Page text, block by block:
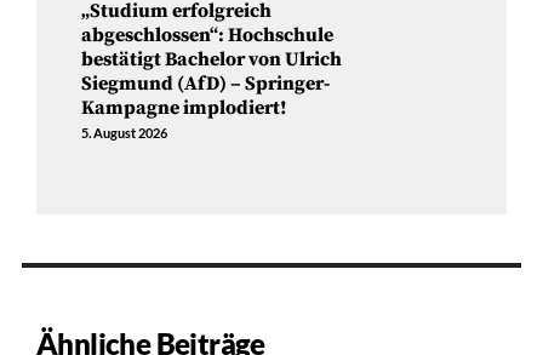
„Studium erfolgreich
abgeschlossen“: Hochschule
bestätigt Bachelor von Ulrich
Siegmund (AfD) – Springer-
Kampagne implodiert!
5. August 2026
Ähnliche Beiträge